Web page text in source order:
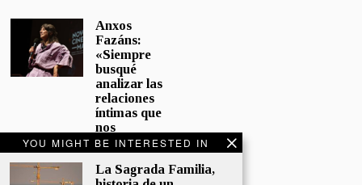
YOU MIGHT BE INTERESTED IN
La Sagrada Familia,
Anxos
Fazáns:
«Siempre
busqué
analizar las
relaciones
íntimas que
nos
afectan»
5 junio, 2026